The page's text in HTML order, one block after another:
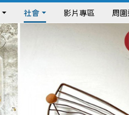
社會 影片專區 周